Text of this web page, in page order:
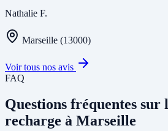
Nathalie F.
Marseille (13000)
Voir tous nos avis
FAQ
Questions fréquentes sur
recharge à Marseille